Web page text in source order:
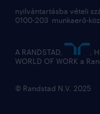
munkaerőpiac
hírlevél
nyilvántartásba vételi
0100-203 munkaerő-
A RANDSTAD,
,
WORLD OF WORK a
© Randstad N.V. 2025